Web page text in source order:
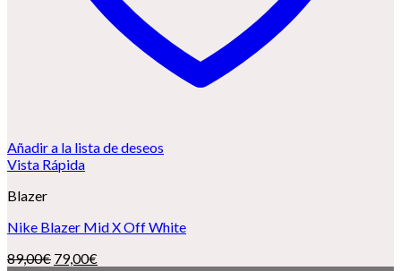
Añadir a la lista de deseos
Vista Rápida
Blazer
Nike Blazer Mid X Off White
89,00€ El
79,00€